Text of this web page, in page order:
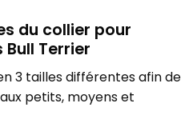
du collier pour
Bull Terrier
3 tailles différentes afin de
petits, moyens et